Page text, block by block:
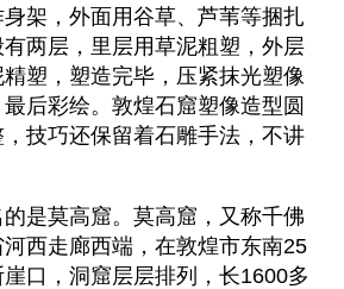
架，外面用谷草、芦苇等捆扎
两层，里层用草泥粗塑，外层
塑，塑造完毕，压紧抹光塑像
后彩绘。敦煌石窟塑像造型圆
技巧还保留着石雕手法，不讲
是莫高窟。莫高窟，又称千佛
西走廊西端，在敦煌市东南25
口，洞窟层层排列，长1600多